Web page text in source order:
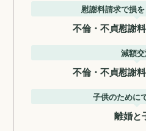
慰謝料請求で損
不倫・不貞慰謝
減額
不倫・不貞慰謝
子供のために
離婚と